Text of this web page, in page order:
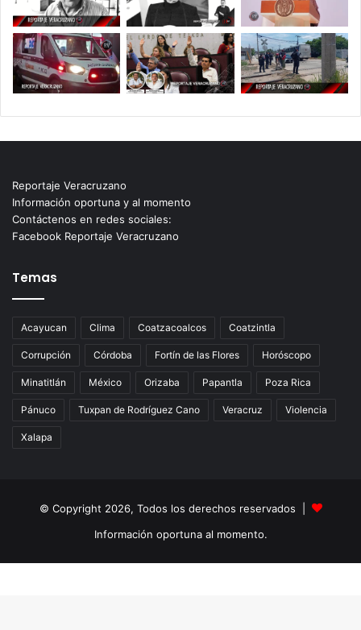
Reportaje Veracruzano
Información oportuna y al momento
Contáctenos en redes sociales:
Facebook Reportaje Veracruzano
Temas
Acayucan Clima Coatzacoalcos Coatzintla
Corrupción Córdoba Fortín de las Flores Horóscopo
Minatitlán México Orizaba Papantla Poza Rica
Pánuco Tuxpan de Rodríguez Cano Veracruz Violencia
Xalapa
© Copyright 2026, Todos los derechos reservados |
Información oportuna al momento.